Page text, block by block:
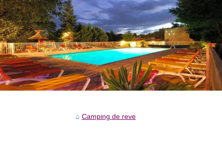
Camping de reve